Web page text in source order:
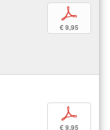
p
€ 9,95
p
€ 9,95